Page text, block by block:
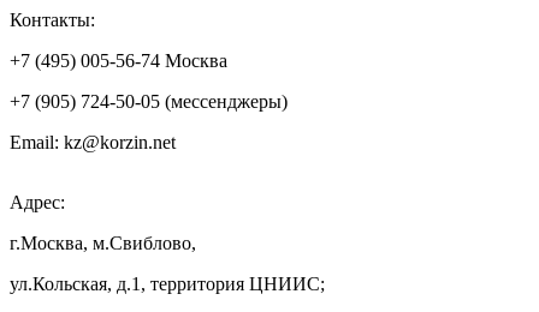
Контакты:
+7 (495) 005-56-74 Москва
+7 (905) 724-50-05 (мессенджеры)
Email: kz@korzin.net
Адрес:
г.Москва, м.Свиблово,
ул.Кольская, д.1, территория ЦНИИС;